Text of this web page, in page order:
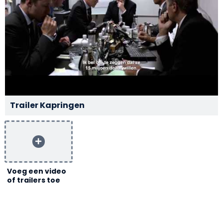
Trailer Kapringen
Voeg een video
of trailers toe